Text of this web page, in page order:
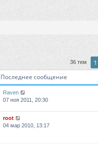
36 тем 1
Последнее сообщение
Raven
07 ноя 2011, 20:30
root
04 мар 2010, 13:17